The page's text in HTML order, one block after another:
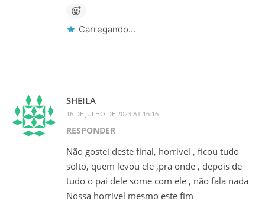
Carregando...
SHEILA
16 DE JULHO DE 2023 AT 16:16
RESPONDER
Não gostei deste final, horrivel , ficou tudo
solto, quem levou ele ,pra onde , depois de
tudo o pai dele some com ele , não fala nada
Nossa horrível mesmo este fim